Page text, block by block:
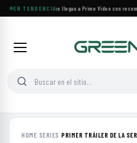
EN TENDENCIA
Más de 160 estrenos llegan a Prime Video con
HOME› SERIES ›PRIMER TRÁILER DE LA